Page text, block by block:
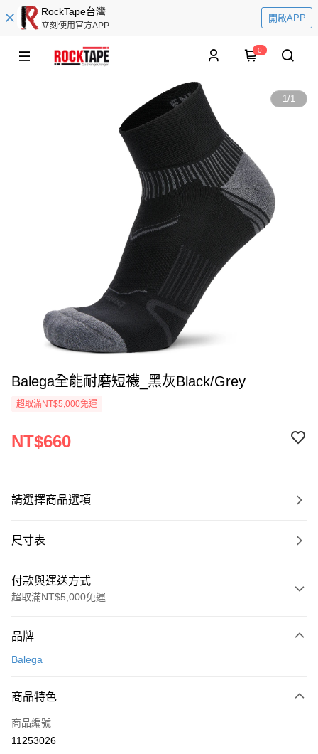
RockTape台灣
立刻使用官方APP
開啟APP
0
1/1
Balega全能耐磨短襪_黑灰Black/Grey
超取滿NT$5,000免運
NT$660
請選擇商品選項
尺寸表
付款與運送方式
超取滿NT$5,000免運
信用卡一次付款
LINE Pay
Apple Pay
品牌
Balega
商品特色
商品編號
11253026